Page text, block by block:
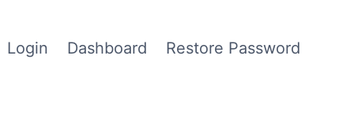
Login Dashboard Restore Password